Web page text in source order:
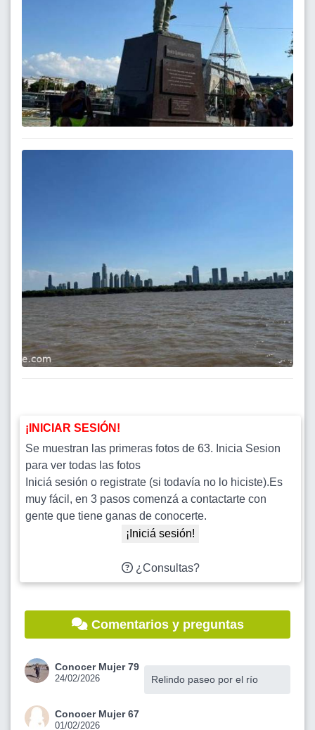
¡INICIAR SESIÓN!
Se muestran las primeras fotos de 63. Inicia Sesion
para ver todas las fotos
Iniciá sesión o registrate (si todavía no lo hiciste).Es
muy fácil, en 3 pasos comenzá a contactarte con
gente que tiene ganas de conocerte.
¡Iniciá sesión!
¿Consultas?
Comentarios y preguntas
Conocer Mujer 79
24/02/2026 Relindo paseo por el río
Conocer Mujer 67
01/02/2026